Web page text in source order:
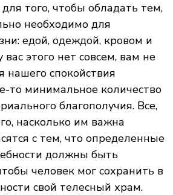
того, чтобы обладать тем,
необходимо для
едой, одеждой, кровом и
вас этого нет совсем, вам не
нашего спокойствия
то минимальное количество
благополучия. Все,
насколько им важна
с тем, что определенные
должны быть
человек мог сохранить в
свой телесный храм.